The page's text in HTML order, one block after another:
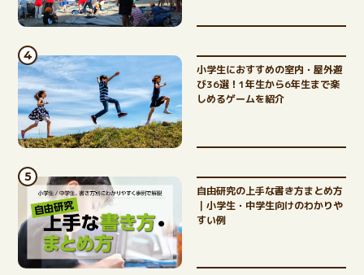
SNS
小学生におすすめの室内・屋外遊
び36選！1年生から6年生まで楽
しめるゲームを紹介
自由研究の上手な書き方まとめ方
｜小学生・中学生向けのわかりや
すい例